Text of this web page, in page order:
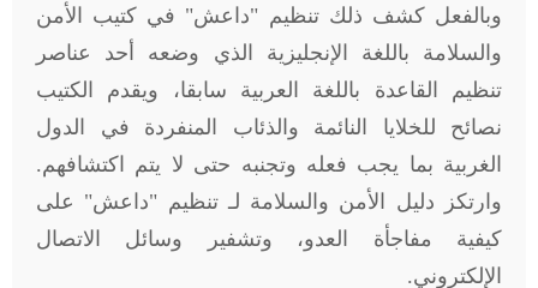
وبالفعل كشف ذلك تنظيم "داعش" في كتيب الأمن
والسلامة باللغة الإنجليزية الذي وضعه أحد عناصر
تنظيم القاعدة باللغة العربية سابقا، ويقدم الكتيب
نصائح للخلايا النائمة والذئاب المنفردة في الدول
الغربية بما يجب فعله وتجنبه حتى لا يتم اكتشافهم.
وارتكز دليل الأمن والسلامة لـ تنظيم "داعش" على
كيفية مفاجأة العدو، وتشفير وسائل الاتصال
الإلكتروني.